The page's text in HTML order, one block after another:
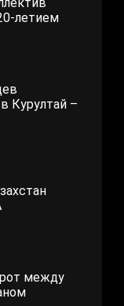
летием
Курултай –
между